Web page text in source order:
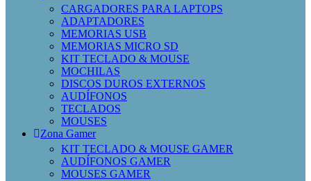
CARGADORES PARA LAPTOPS
ADAPTADORES
MEMORIAS USB
MEMORIAS MICRO SD
KIT TECLADO & MOUSE
MOCHILAS
DISCOS DUROS EXTERNOS
AUDÍFONOS
TECLADOS
MOUSES
Zona Gamer
KIT TECLADO & MOUSE GAMER
AUDÍFONOS GAMER
MOUSES GAMER